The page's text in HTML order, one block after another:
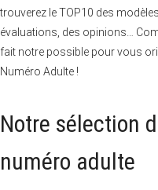
trouverez le TOP10 des
évaluations, des opinions…
fait notre possible pour vous
Numéro Adulte !
Notre sélection
numéro adulte